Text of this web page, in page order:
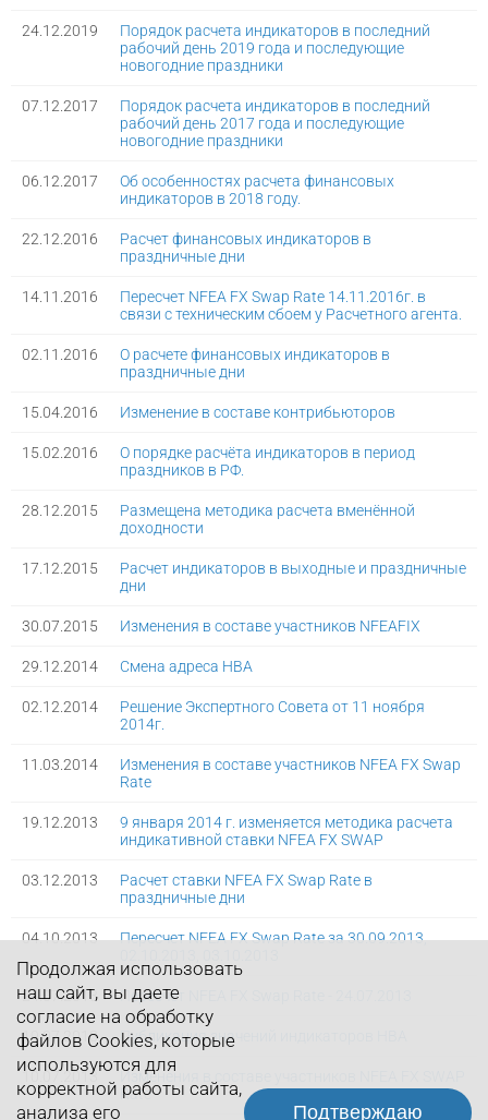
24.12.2019
Порядок расчета индикаторов в последний
рабочий день 2019 года и последующие
новогодние праздники
07.12.2017
Порядок расчета индикаторов в последний
рабочий день 2017 года и последующие
новогодние праздники
06.12.2017
Об особенностях расчета финансовых
индикаторов в 2018 году.
22.12.2016
Расчет финансовых индикаторов в
праздничные дни
14.11.2016
Пересчет NFEA FX Swap Rate 14.11.2016г. в
связи с техническим сбоем у Расчетного агента.
02.11.2016
О расчете финансовых индикаторов в
праздничные дни
15.04.2016 Изменение в составе контрибьюторов
15.02.2016
О порядке расчёта индикаторов в период
праздников в РФ.
28.12.2015
Размещена методика расчета вменённой
доходности
17.12.2015
Расчет индикаторов в выходные и праздничные
дни
30.07.2015 Изменения в составе участников NFEAFIX
29.12.2014 Смена адреса НВА
02.12.2014
Решение Экспертного Совета от 11 ноября
2014г.
11.03.2014
Изменения в составе участников NFEA FX Swap
Rate
19.12.2013
9 января 2014 г. изменяется методика расчета
индикативной ставки NFEA FX SWAP
03.12.2013
Расчет ставки NFEA FX Swap Rate в
праздничные дни
04.10.2013
Пересчет NFEA FX Swap Rate за 30.09.2013,
24.07.2013 Пересчет NFEA FX Swap Rate - 24.07.2013
19.07.2013 Публикация значений индикаторов НВА
10.07.2013
Изменения в составе участников NFEA FX SWAP
Rate
Продолжая использовать
наш сайт, вы даете
согласие на обработку
файлов Cookies, которые
используются для
корректной работы сайта,
анализа его
Подтверждаю